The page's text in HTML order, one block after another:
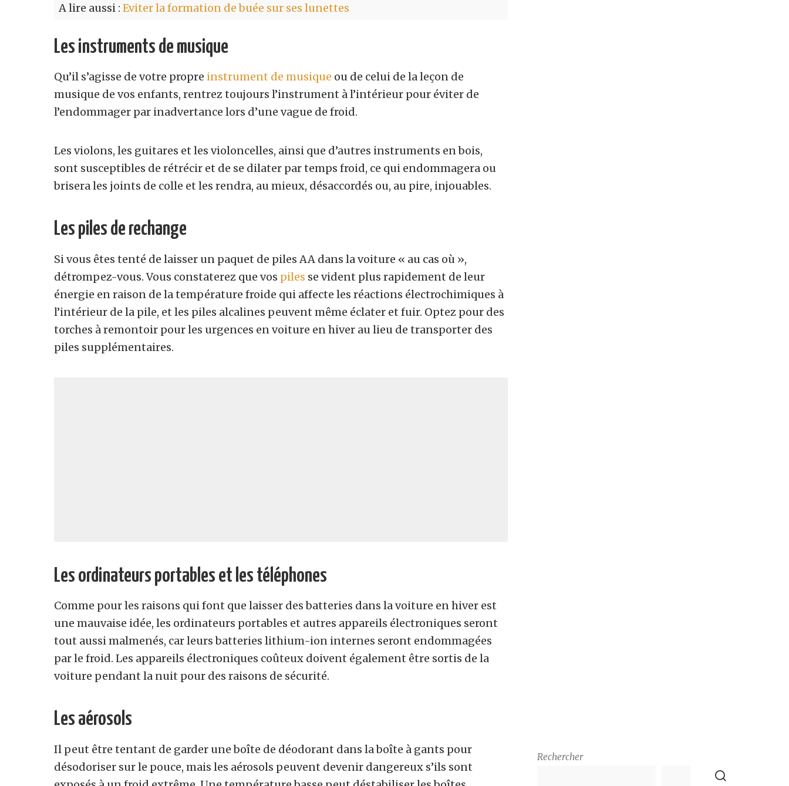
A lire aussi : Eviter la formation de buée sur ses lunettes
Les instruments de musique
Qu’il s’agisse de votre propre instrument de musique ou de celui de la leçon de
musique de vos enfants, rentrez toujours l’instrument à l’intérieur pour éviter de
l’endommager par inadvertance lors d’une vague de froid.
Les violons, les guitares et les violoncelles, ainsi que d’autres instruments en bois,
sont susceptibles de rétrécir et de se dilater par temps froid, ce qui endommagera ou
brisera les joints de colle et les rendra, au mieux, désaccordés ou, au pire, injouables.
Les piles de rechange
Si vous êtes tenté de laisser un paquet de piles AA dans la voiture « au cas où »,
détrompez-vous. Vous constaterez que vos piles se vident plus rapidement de leur
énergie en raison de la température froide qui affecte les réactions électrochimiques à
l’intérieur de la pile, et les piles alcalines peuvent même éclater et fuir. Optez pour des
torches à remontoir pour les urgences en voiture en hiver au lieu de transporter des
piles supplémentaires.
Les ordinateurs portables et les téléphones
Comme pour les raisons qui font que laisser des batteries dans la voiture en hiver est
une mauvaise idée, les ordinateurs portables et autres appareils électroniques seront
tout aussi malmenés, car leurs batteries lithium-ion internes seront endommagées
par le froid. Les appareils électroniques coûteux doivent également être sortis de la
voiture pendant la nuit pour des raisons de sécurité.
Les aérosols
Il peut être tentant de garder une boîte de déodorant dans la boîte à gants pour
désodoriser sur le pouce, mais les aérosols peuvent devenir dangereux s’ils sont
Rechercher